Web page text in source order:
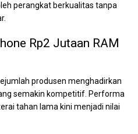
perangkat berkualitas tanpa
Rp2 Jutaan RAM
produsen menghadirkan
semakin kompetitif. Performa
tahan lama kini menjadi nilai